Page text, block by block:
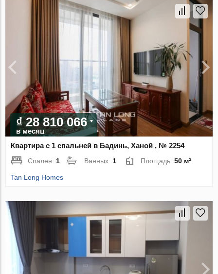
₫ 28 810 066
в месяц
Квартира с 1 спальней в Бадинь, Ханой , № 2254
Спален:1 Ванных:1 Площадь:50 м²
Tan Long Homes